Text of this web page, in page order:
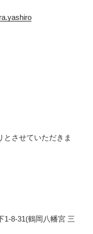
させていただきま
8-31(鶴岡八幡宮 三